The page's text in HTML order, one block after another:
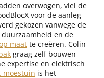
overwogen, viel de
voor de aanleg
gekozen vanwege de
en de
maat te creëren. Colin
graag zelf bouwen
expertise en elektrisch
moestuin is het